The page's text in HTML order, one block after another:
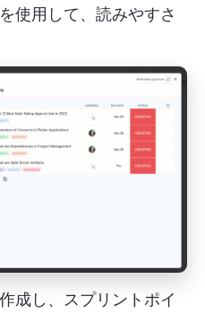
使用して、読みやすさ
成し、スプリントポイ